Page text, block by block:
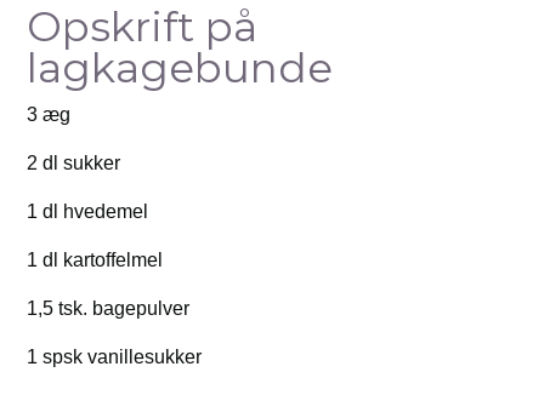
Opskrift på
lagkagebunde
3 æg
2 dl sukker
1 dl hvedemel
1 dl kartoffelmel
1,5 tsk. bagepulver
1 spsk vanillesukker